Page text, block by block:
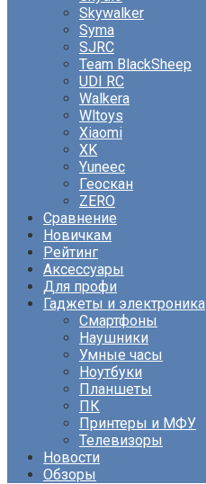
Skywalker
Syma
SJRC
Team BlackSheep
UDI RC
Walkera
Wltoys
Xiaomi
XK
Yuneec
Геоскан
ZERO
Сравнение
Новичкам
Рейтинг
Аксессуары
Для профи
Гаджеты и электроника
Смартфоны
Наушники
Умные часы
Ноутбуки
Планшеты
ПК
Принтеры и МФУ
Телевизоры
Новости
Обзоры